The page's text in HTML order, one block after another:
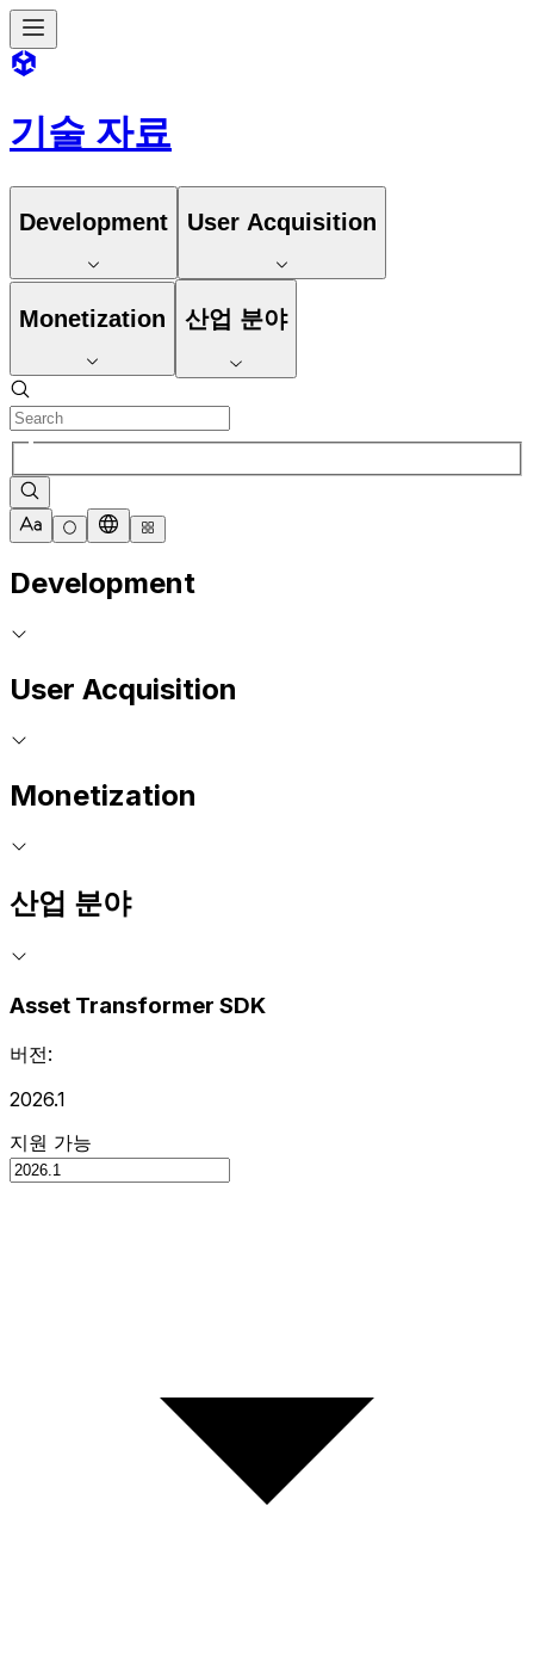
기술 자료
Development User Acquisition
Monetization 산업 분야
Development
User Acquisition
Monetization
산업 분야
Asset Transformer SDK
버전:
2026.1
지원 가능